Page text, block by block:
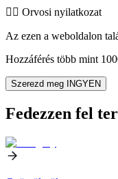
👨‍⚕️️ Orvosi nyilatkozat
Az ezen a weboldalon
Hozzáférés több mint
Szerezd meg INGYEN
Fedezzen fel